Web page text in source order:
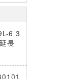
存
存
6 3
長